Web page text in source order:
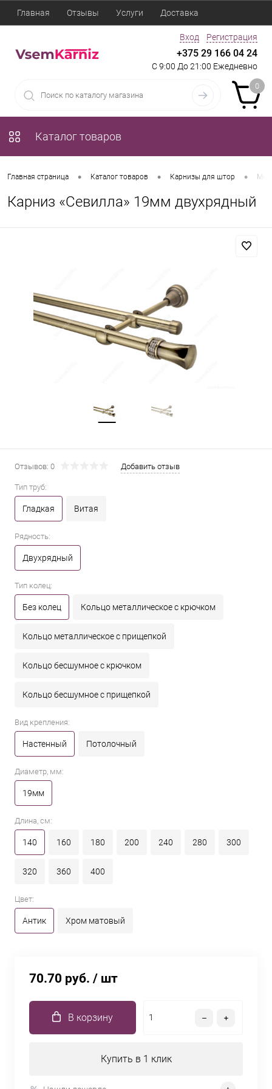
Главная Отзывы Услуги Доставка
Вход Регистрация
+375 29 166 04 24
С 9:00 До 21:00 Ежедневно
0
Каталог товаров
Главная страница • Каталог товаров • Карнизы для штор •
Карниз «Севилла» 19мм двухрядный
Отзывов: 0 Добавить отзыв
Тип труб:
Гладкая Витая
Рядность:
Двухрядный
Тип колец:
Без колец Кольцо металлическое с крючком
Кольцо металлическое с прищепкой
Кольцо бесшумное с крючком
Кольцо бесшумное с прищепкой
Вид крепления:
Настенный Потолочный
Диаметр, мм:
19мм
Длина, см:
140 160 180 200 240 280 300
320 360 400
Цвет:
Антик Хром матовый
70.70 руб. / шт
В корзину
Купить в 1 клик